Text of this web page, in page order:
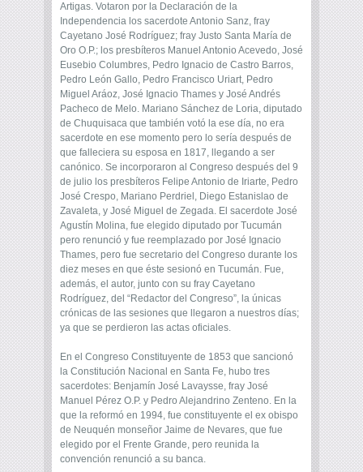
Artigas. Votaron por la Declaración de la
Independencia los sacerdote Antonio Sanz, fray
Cayetano José Rodríguez; fray Justo Santa María de
Oro O.P.; los presbíteros Manuel Antonio Acevedo, José
Eusebio Columbres, Pedro Ignacio de Castro Barros,
Pedro León Gallo, Pedro Francisco Uriart, Pedro
Miguel Aráoz, José Ignacio Thames y José Andrés
Pacheco de Melo. Mariano Sánchez de Loria, diputado
de Chuquisaca que también votó la ese día, no era
sacerdote en ese momento pero lo sería después de
que falleciera su esposa en 1817, llegando a ser
canónico. Se incorporaron al Congreso después del 9
de julio los presbíteros Felipe Antonio de Iriarte, Pedro
José Crespo, Mariano Perdriel, Diego Estanislao de
Zavaleta, y José Miguel de Zegada. El sacerdote José
Agustín Molina, fue elegido diputado por Tucumán
pero renunció y fue reemplazado por José Ignacio
Thames, pero fue secretario del Congreso durante los
diez meses en que éste sesionó en Tucumán. Fue,
además, el autor, junto con su fray Cayetano
Rodríguez, del “Redactor del Congreso”, la únicas
crónicas de las sesiones que llegaron a nuestros días;
ya que se perdieron las actas oficiales.
En el Congreso Constituyente de 1853 que sancionó
la Constitución Nacional en Santa Fe, hubo tres
sacerdotes: Benjamín José Lavaysse, fray José
Manuel Pérez O.P. y Pedro Alejandrino Zenteno. En la
que la reformó en 1994, fue constituyente el ex obispo
de Neuquén monseñor Jaime de Nevares, que fue
elegido por el Frente Grande, pero reunida la
convención renunció a su banca.